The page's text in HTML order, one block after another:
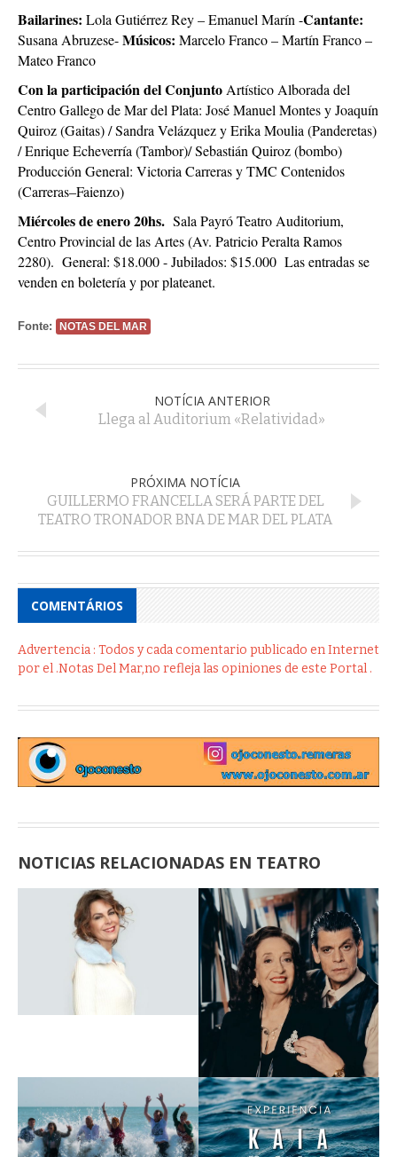
Bailarines: Lola Gutiérrez Rey – Emanuel Marín -Cantante:
Susana Abruzese-Músicos: Marcelo Franco – Martín Franco –
Mateo Franco
Con la participación del Conjunto Artístico Alborada del
Centro Gallego de Mar del Plata: José Manuel Montes y Joaquín
Quiroz (Gaitas) / Sandra Velázquez y Erika Moulia (Panderetas)
/ Enrique Echeverría (Tambor)/ Sebastián Quiroz (bombo)
Producción General: Victoria Carreras y TMC Contenidos
(Carreras–Faienzo)
Miércoles de enero 20hs. Sala Payró Teatro Auditorium,
Centro Provincial de las Artes (Av. Patricio Peralta Ramos
2280). General: $18.000 - Jubilados: $15.000 Las entradas se
venden en boletería y por plateanet.
Fonte: NOTAS DEL MAR
NOTÍCIA ANTERIOR
Llega al Auditorium «Relatividad»
PRÓXIMA NOTÍCIA
GUILLERMO FRANCELLA SERÁ PARTE DEL
TEATRO TRONADOR BNA DE MAR DEL PLATA
COMENTÁRIOS
Advertencia : Todos y cada comentario publicado en Internet
por el .Notas Del Mar,no refleja las opiniones de este Portal .
NOTICIAS RELACIONADAS EN TEATRO